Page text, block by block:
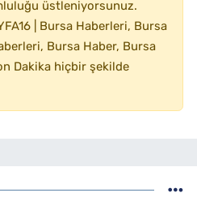
üstleniyorsunuz.
| Bursa Haberleri, Bursa
Bursa Haber, Bursa
Dakika hiçbir şekilde